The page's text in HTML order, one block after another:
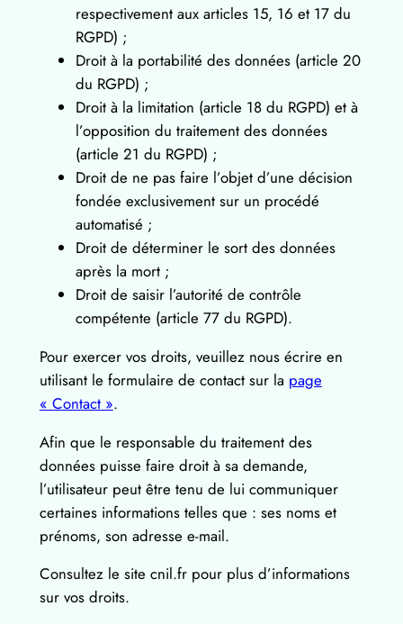
respectivement aux articles 15, 16 et 17 du
RGPD) ;
Droit à la portabilité des données (article 20
du RGPD) ;
Droit à la limitation (article 18 du RGPD) et à
l’opposition du traitement des données
(article 21 du RGPD) ;
Droit de ne pas faire l’objet d’une décision
fondée exclusivement sur un procédé
automatisé ;
Droit de déterminer le sort des données
après la mort ;
Droit de saisir l’autorité de contrôle
compétente (article 77 du RGPD).
Pour exercer vos droits, veuillez nous écrire en
utilisant le formulaire de contact sur la page
« Contact ».
Afin que le responsable du traitement des
données puisse faire droit à sa demande,
l’utilisateur peut être tenu de lui communiquer
certaines informations telles que : ses noms et
prénoms, son adresse e-mail.
Consultez le site cnil.fr pour plus d’informations
sur vos droits.